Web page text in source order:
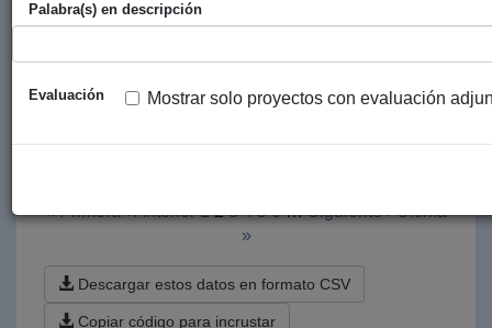
Palabra(s) en descripción
Evaluación Mostrar solo proyectos con evaluación
Hegoaldea, Afrika
beharrezkoa
El futuro empieza
Ayuntamiento
Vicente
« Primera ‹ Anterior 1 23 4 5 6 … Siguiente › Última
»
Descargar estos datos en formato CSV
Copiar código para incrustar